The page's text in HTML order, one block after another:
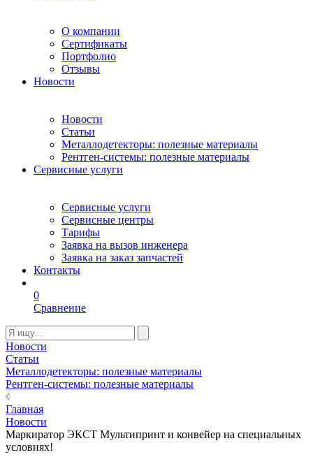
О компании
Сертификаты
Портфолио
Отзывы
Новости
Новости
Статьи
Металлодетекторы: полезные материалы
Рентген-системы: полезные материалы
Сервисные услуги
Сервисные услуги
Сервисные центры
Тарифы
Заявка на вызов инженера
Заявка на заказ запчастей
Контакты
0
Сравнение
Новости
Статьи
Металлодетекторы: полезные материалы
Рентген-системы: полезные материалы
Главная
Новости
Маркиратор ЭКСТ Мультипринт и конвейер на специальных
условиях!